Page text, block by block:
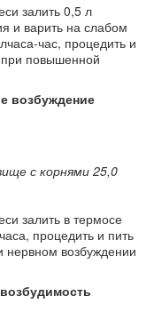
залить 0,5 л
и варить на слабом
час, процедить и
при повышенной
возбуждение
с корнями 25,0
залить в термосе
процедить и пить
нервном возбуждении